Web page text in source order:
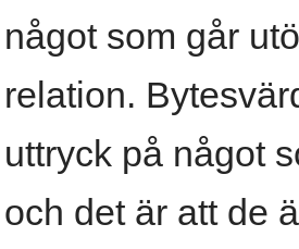
något som går
relation.
uttryck på något
och det är att de